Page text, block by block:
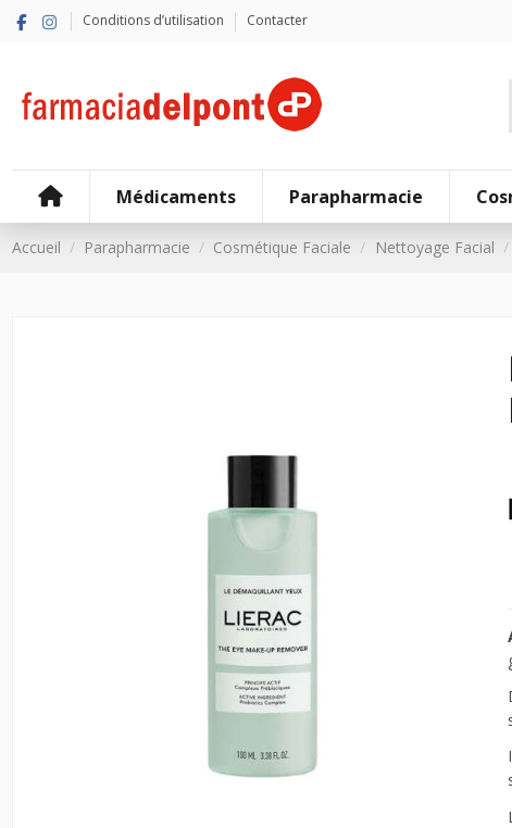
Conditions d’utilisation Contacter
Médicaments Parapharmacie
Accueil Parapharmacie Cosmétique Faciale Nettoyage Facial